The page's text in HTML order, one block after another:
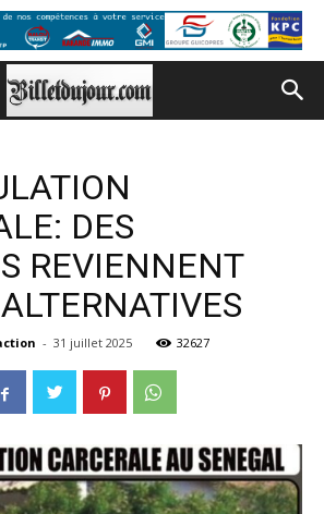
DES
REVIENNENT
- 31 juillet 2025 32627